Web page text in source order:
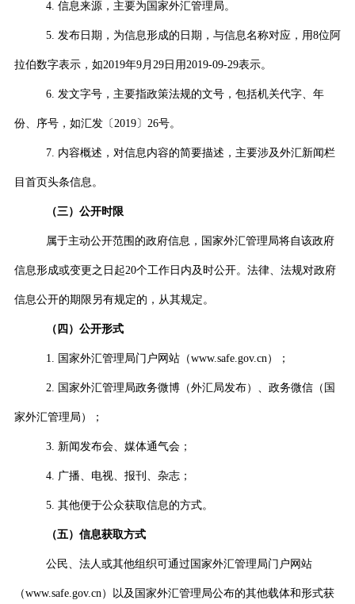
4. 信息来源，主要为国家外汇管理局。
5. 发布日期， 为信息形成的日期，与信息名称对应，用8位阿
拉伯数字表示，如2019年9月 29日用 2019-09-29表示。
6. 发文字号，主要指政策法规的文号，包括机关代字、年
份、序号，如汇发〔 2019〕 26号。
7. 内容概述， 对信息内容的简要描述，主要涉及外汇新闻栏
目首页头条信息。
（三）公开时限
属于主动公开范围的政府信息，国家外汇管理局将自该政府
信息形成或变更之日起20个工作日内及时公开。法律、法规对政府
信息公开的期限另有规定的，从其规定。
（四）公开形式
1. 国家外汇管理局门户网站（www.safe.gov.cn ）；
2. 国家外汇管理局政务微博（外汇局发布）、政务微信（国
家外汇管理局）；
3. 新闻发布会、媒体通气会；
4. 广播、电视、报刊、杂志；
5. 其他便于公众获取信息的方式。
（五）信息获取方式
公民、法人或其他组织可通过国家外汇管理局门户网站
（www.safe.gov.cn ）以及国家外汇管理局公布的其他载体和形式获